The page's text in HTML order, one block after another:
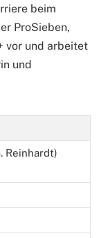
beim
ProSieben,
vor und arbeitet
und
Reinhardt)